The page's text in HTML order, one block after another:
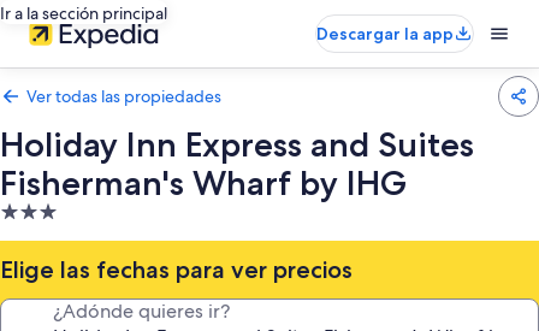
Ir a la sección principal
Descargar la app
Ver todas las propiedades
Holiday Inn Express and Suites
Fisherman's Wharf by IHG
Propiedad
de
3.0
estrellas
Elige las fechas para ver precios
¿Adónde quieres ir?